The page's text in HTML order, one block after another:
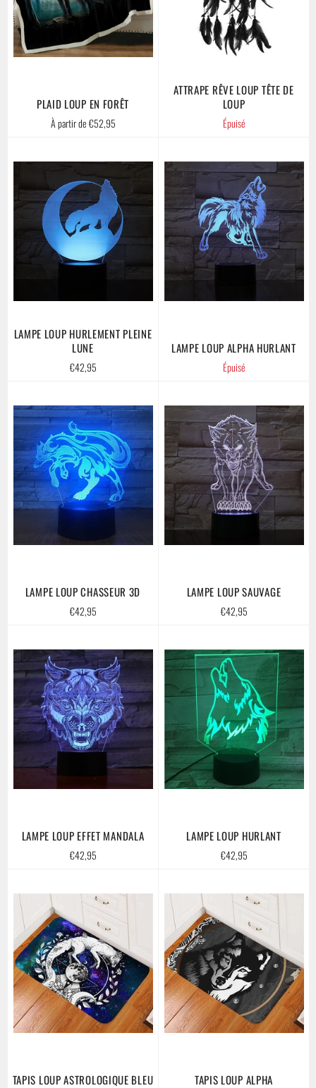
PLAID LOUP EN FORÊT
À partir de €52,95
ATTRAPE RÊVE LOUP TÊTE DE
LOUP
Épuisé
LAMPE LOUP HURLEMENT PLEINE
LUNE
Prix
€42,95
LAMPE LOUP ALPHA HURLANT
Épuisé
LAMPE LOUP CHASSEUR 3D
Prix
€42,95
LAMPE LOUP SAUVAGE
Prix
€42,95
LAMPE LOUP EFFET MANDALA
Prix
€42,95
LAMPE LOUP HURLANT
Prix
€42,95
TAPIS LOUP ASTROLOGIQUE BLEU TAPIS LOUP ALPHA